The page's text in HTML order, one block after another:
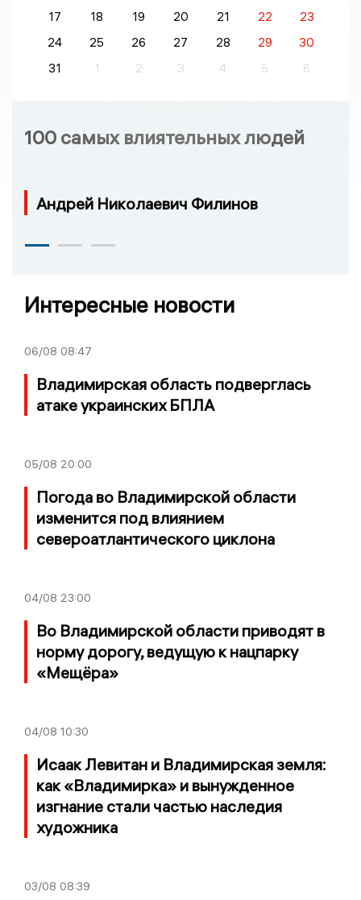
17
18 19 20 21 22
23
24
25 26 27 28 29
30
31
1 2 3 4 5 6
100 самых влиятельных людей
Андрей Николаевич Филинов
Интересные новости
06/08 08:47
Владимирская область подверглась
атаке украинских БПЛА
05/08 20:00
Погода во Владимирской области
изменится под влиянием
североатлантического циклона
04/08 23:00
Во Владимирской области приводят в
норму дорогу, ведущую к нацпарку
«Мещёра»
04/08 10:30
Исаак Левитан и Владимирская земля:
как «Владимирка» и вынужденное
изгнание стали частью наследия
художника
03/08 08:39